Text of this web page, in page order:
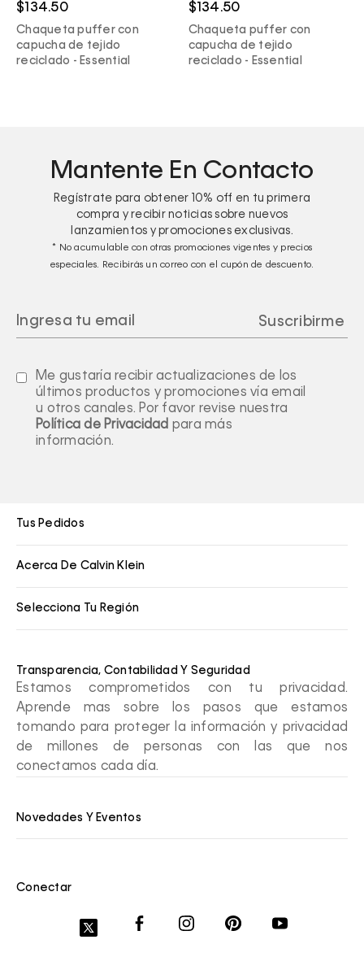
$134.50
Chaqueta puffer con
capucha de tejido
reciclado - Essential
$134.50
Chaqueta puffer con
capucha de tejido
reciclado - Essential
Mantente En Contacto
Regístrate para obtener 10% off en tu primera
compra y recibir noticias sobre nuevos
lanzamientos y promociones exclusivas.
* No acumulable con otras promociones vigentes y precios
especiales. Recibirás un correo con el cupón de descuento.
Me gustaría recibir actualizaciones de los
últimos productos y promociones vía email
u otros canales. Por favor revise nuestra
Política de Privacidad para más
información.
Tus Pedidos
Acerca De Calvin Klein
Selecciona Tu Región
Transparencia, Contabilidad Y Seguridad
Estamos comprometidos con tu privacidad.
Aprende mas sobre los pasos que estamos
tomando para proteger la información y privacidad
de millones de personas con las que nos
conectamos cada día.
Novedades Y Eventos
Conectar